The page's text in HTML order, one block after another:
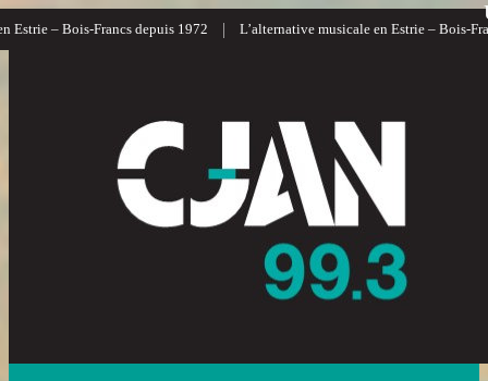
Bois-Francs depuis 1972 | L’alternative musicale en Estrie – Bois-Francs |